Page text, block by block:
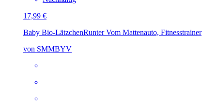
17,99 €
Baby Bio-LätzchenRunter Vom Mattenauto, Fitnesstrainer
von SMMBYV